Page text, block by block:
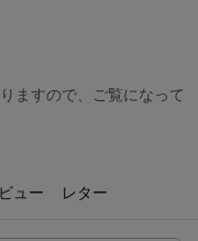
ますので、ご覧になって
ュー レター